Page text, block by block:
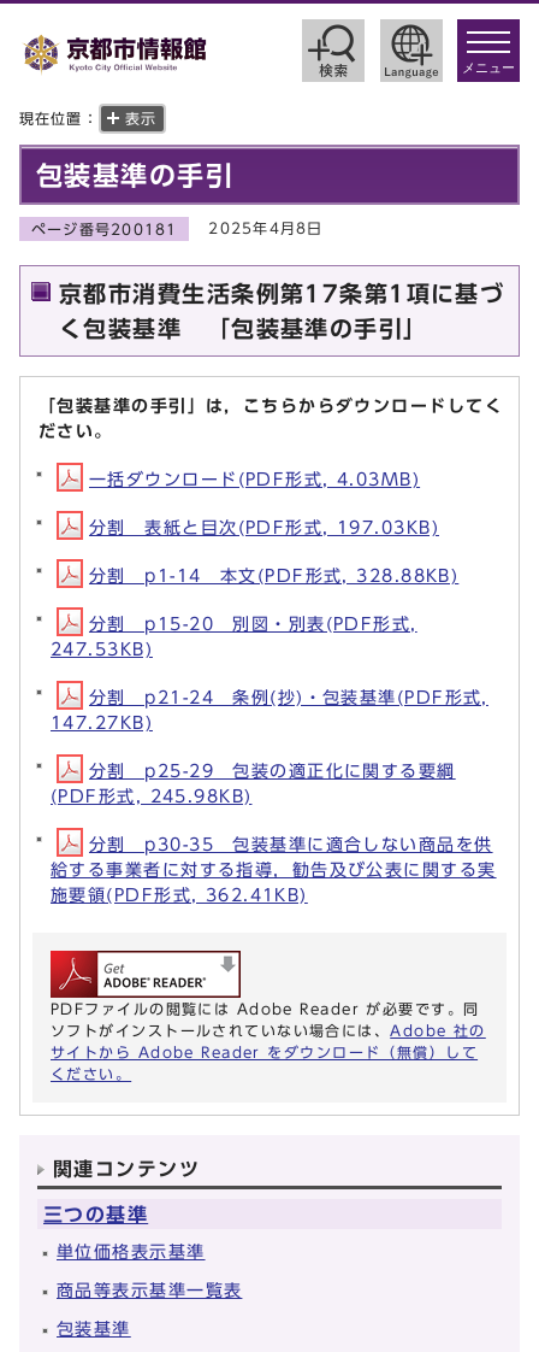
toggle
メニュー
現在位置： 表示
包装基準の手引
ページ番号200181 2025年4月8日
京都市消費生活条例第17条第1項に基づ
く包装基準 「包装基準の手引」
「包装基準の手引」は，こちらからダウンロードしてく
ださい。
一括ダウンロード(PDF形式, 4.03MB)
分割 表紙と目次(PDF形式, 197.03KB)
分割 p1-14 本文(PDF形式, 328.88KB)
分割 p15-20 別図・別表(PDF形式,
247.53KB)
分割 p21-24 条例(抄)・包装基準(PDF形式,
147.27KB)
分割 p25-29 包装の適正化に関する要綱
(PDF形式, 245.98KB)
分割 p30-35 包装基準に適合しない商品を供
給する事業者に対する指導，勧告及び公表に関する実
施要領(PDF形式, 362.41KB)
PDFファイルの閲覧には Adobe Reader が必要です。同
ソフトがインストールされていない場合には、 Adobe 社の
サイトから Adobe Reader をダウンロード（無償）して
ください。
関連コンテンツ
三つの基準
単位価格表示基準
商品等表示基準一覧表
包装基準